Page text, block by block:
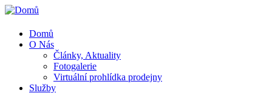
Domů
O Nás
Články, Aktuality
Fotogalerie
Virtuální prohlídka prodejny
Služby